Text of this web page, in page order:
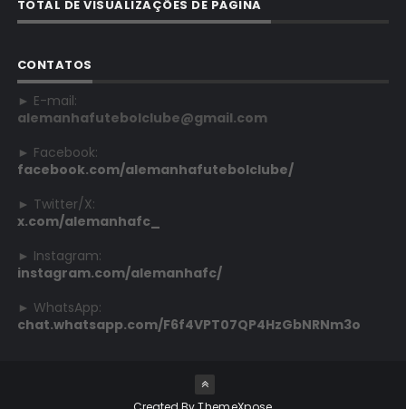
TOTAL DE VISUALIZAÇÕES DE PÁGINA
CONTATOS
► E-mail:
alemanhafutebolclube@gmail.com
► Facebook:
facebook.com/alemanhafutebolclube/
► Twitter/X:
x.com/alemanhafc_
► Instagram:
instagram.com/alemanhafc/
► WhatsApp:
chat.whatsapp.com/F6f4VPT07QP4HzGbNRNm3o